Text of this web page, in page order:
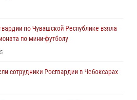
по Чувашской Республике взяла
по мини-футболу
5
сотрудники Росгвардии в Чебоксарах